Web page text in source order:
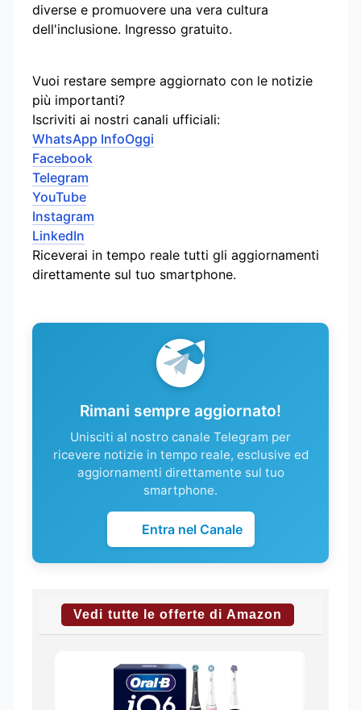
diverse e promuovere una vera cultura
dell'inclusione. Ingresso gratuito.
Vuoi restare sempre aggiornato con le notizie
più importanti?
Iscriviti ai nostri canali ufficiali:
WhatsApp InfoOggi
Facebook
Telegram
YouTube
Instagram
LinkedIn
Riceverai in tempo reale tutti gli aggiornamenti
direttamente sul tuo smartphone.
Rimani sempre aggiornato!
Unisciti al nostro canale Telegram per
ricevere notizie in tempo reale, esclusive ed
aggiornamenti direttamente sul tuo
smartphone.
Entra nel Canale